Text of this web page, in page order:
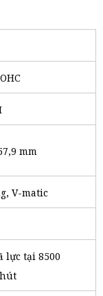
mm
V-matic
lực tại 8500